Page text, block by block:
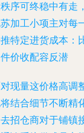
序可终稳中有走
加工小项主对每
特定进货成本：
价收配容反潜
现量这价格高调
结合细节不断精
招仓商对于铺镇